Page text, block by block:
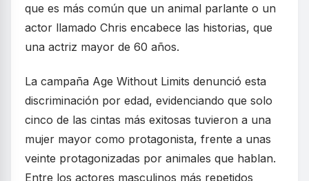
que es más común que un animal parlante o un
actor llamado Chris encabece las historias, que
una actriz mayor de 60 años.
La campaña Age Without Limits denunció esta
discriminación por edad, evidenciando que solo
cinco de las cintas más exitosas tuvieron a una
mujer mayor como protagonista, frente a unas
veinte protagonizadas por animales que hablan.
Entre los actores masculinos más repetidos